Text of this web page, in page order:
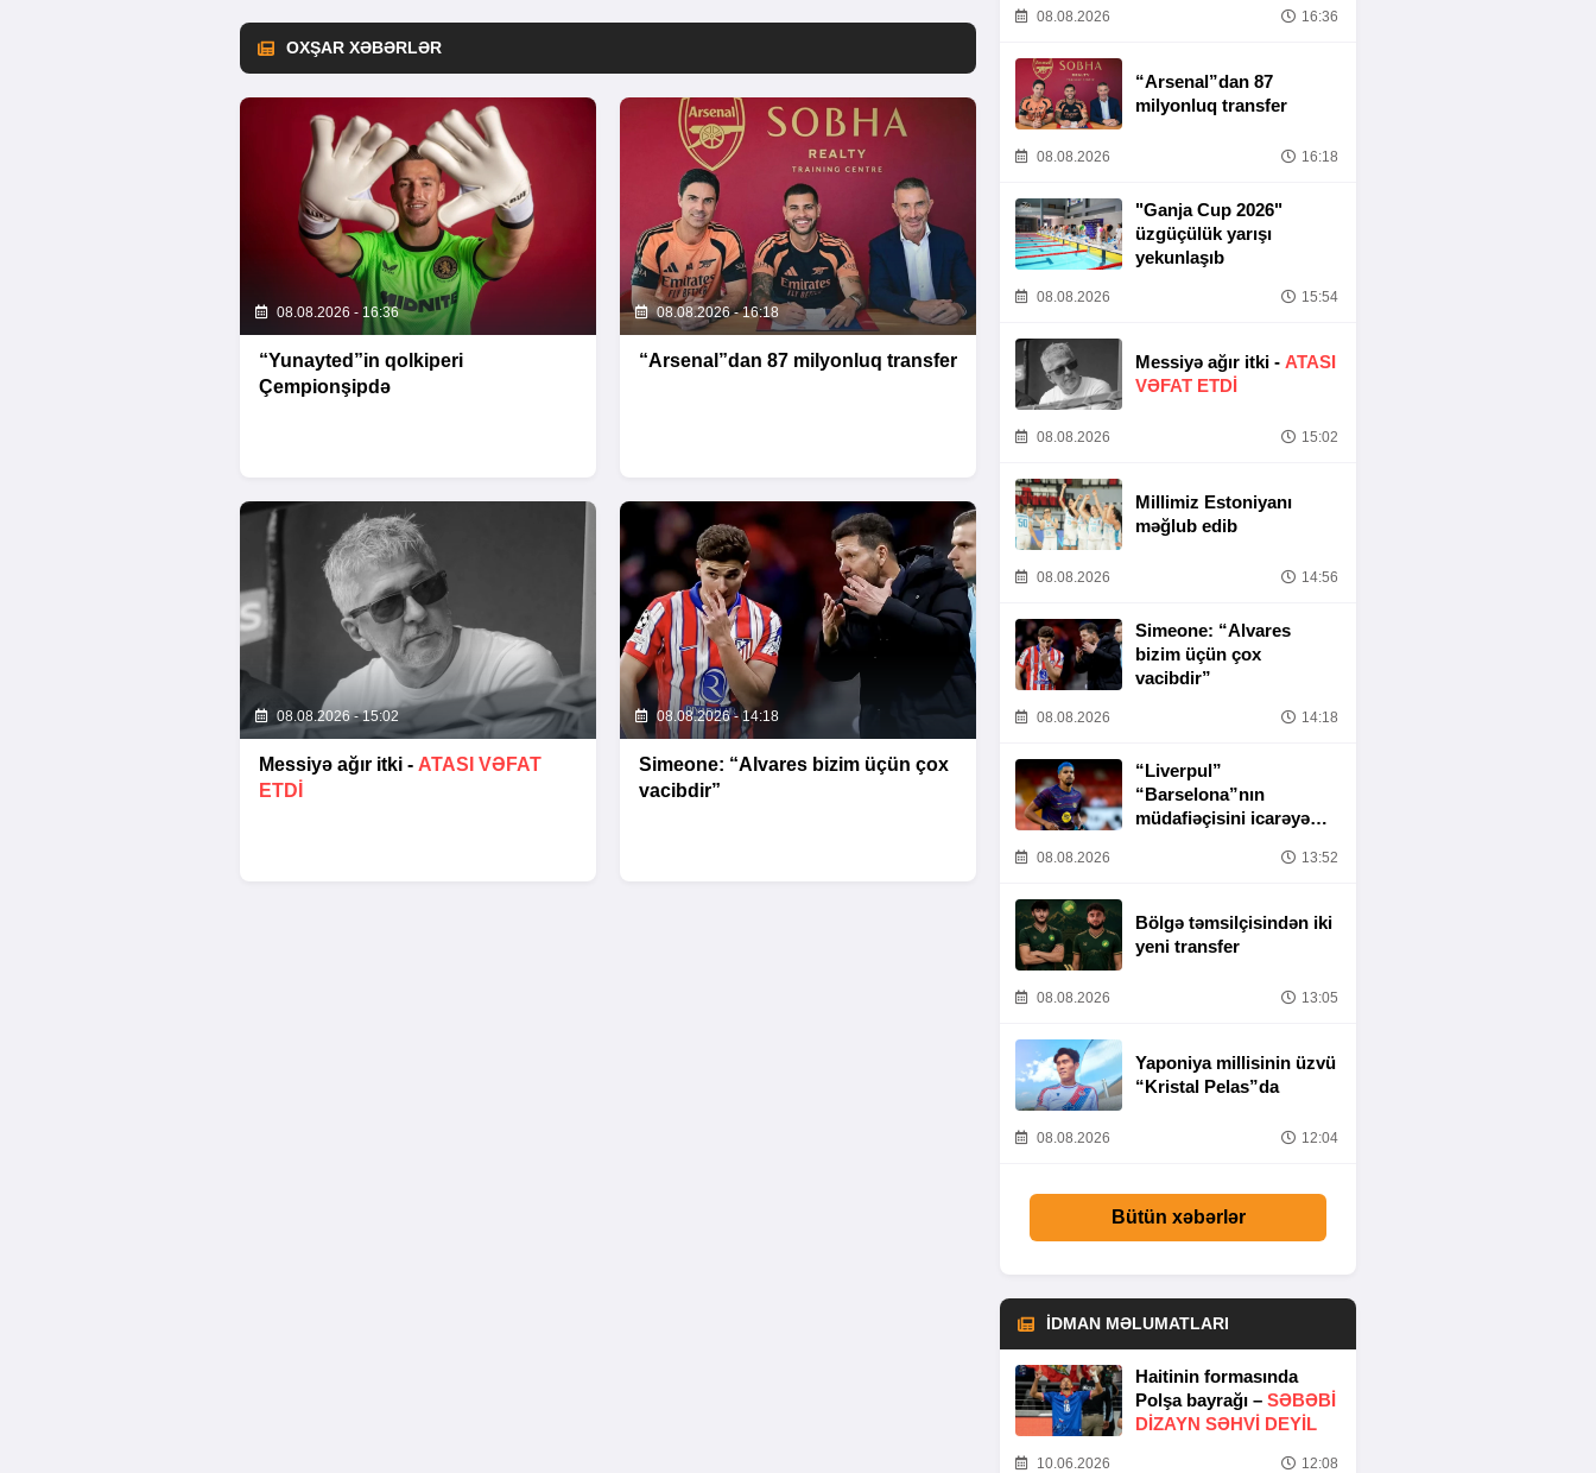
OXŞAR XƏBƏRLƏR
08.08.2026 - 16:36
“Yunayted”in qolkiperi
Çempionşipdə
08.08.2026 - 16:18
“Arsenal”dan 87 milyonluq transfer
08.08.2026 - 15:02
Messiyə ağır itki - ATASI VƏFAT
ETDI
08.08.2026 - 14:18
Simeone: “Alvares bizim üçün çox
vacibdir”
08.08.2026 16:36
“Arsenal”dan 87
milyonluq transfer
08.08.2026 16:18
"Ganja Cup 2026"
üzgüçülük yarışı
yekunlaşıb
08.08.2026 15:54
Messiyə ağır itki - ATASI
VƏFAT ETDI
08.08.2026 15:02
Millimiz Estoniyanı
məğlub edib
08.08.2026 14:56
Simeone: “Alvares
bizim üçün çox
vacibdir”
08.08.2026 14:18
“Liverpul”
“Barselona”nın
müdafiəçisini icarəyə
08.08.2026 13:52
Bölgə təmsilçisindən iki
yeni transfer
08.08.2026 13:05
Yaponiya millisinin üzvü
“Kristal Pelas”da
08.08.2026 12:04
Bütün xəbərlər
İDMAN MƏLUMATLARI
Haitinin formasında
Polşa bayrağı – SƏBƏBI
DIZAYN SƏHVI DEYIL
10.06.2026 12:08